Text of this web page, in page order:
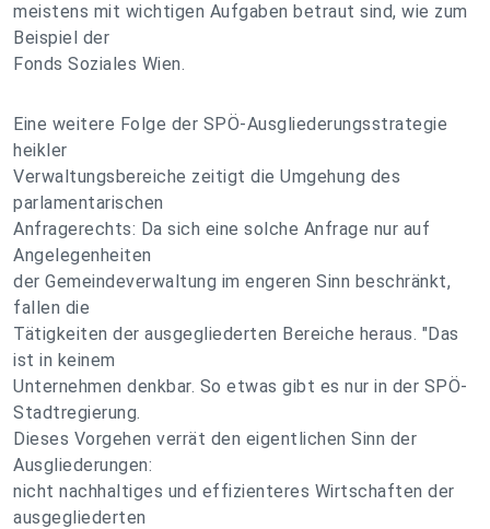
meistens mit wichtigen Aufgaben betraut sind, wie zum
Beispiel der
Fonds Soziales Wien.
Eine weitere Folge der SPÖ-Ausgliederungsstrategie
heikler
Verwaltungsbereiche zeitigt die Umgehung des
parlamentarischen
Anfragerechts: Da sich eine solche Anfrage nur auf
Angelegenheiten
der Gemeindeverwaltung im engeren Sinn beschränkt,
fallen die
Tätigkeiten der ausgegliederten Bereiche heraus. "Das
ist in keinem
Unternehmen denkbar. So etwas gibt es nur in der SPÖ-
Stadtregierung.
Dieses Vorgehen verrät den eigentlichen Sinn der
Ausgliederungen:
nicht nachhaltiges und effizienteres Wirtschaften der
ausgegliederten